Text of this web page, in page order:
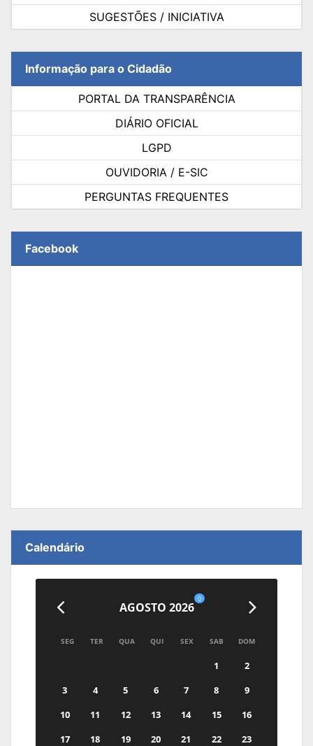
SUGESTÕES / INICIATIVA
Informação para o Cidadão
PORTAL DA TRANSPARÊNCIA
DIÁRIO OFICIAL
LGPD
OUVIDORIA / E-SIC
PERGUNTAS FREQUENTES
Facebook
Calendário
AGOSTO 2026
0
SEG TER QUA QUI SEX SAB DOM
1
2
3
4 5 6 7 8
9
10
11 12 13 14 15
16
17
18 19 20 21 22
23